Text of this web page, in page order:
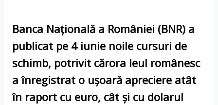
Banca Națională a României (BNR)a
publicat pe 4 iunienoile cursuri de
schimb, potrivit cărora leul românesc
a înregistrat o ușoară apreciere atât
în raport cu euro, cât și cu dolarul